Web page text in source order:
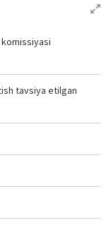
tavsiya etilgan